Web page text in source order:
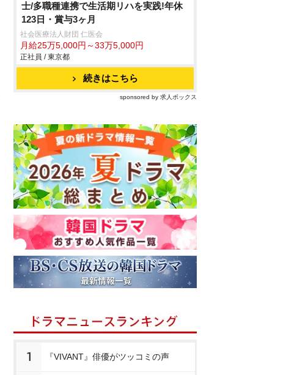
士/多職種連携で生活期リハを実践!年休
123日・賞与3ヶ月
社会医療法人財団 仁医会
月給25万5,000円～33万5,000円
正社員 / 東京都
続きはこちら
sponsored by 求人ボックス
1 『VIVANT』俳優がツッコミの声